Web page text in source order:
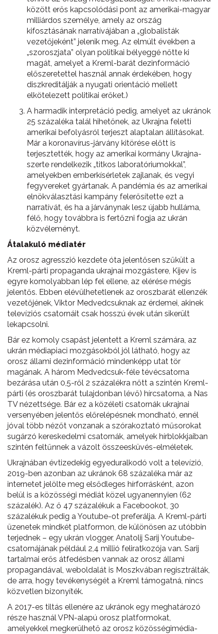
között erős kapcsolódási pont az amerikai-magyar
milliárdos személye, amely az ország
kifosztásának narratívájában a „globalisták
vezetőjeként” jelenik meg. Az elmúlt években a
„szoroszjata” olyan politikai bélyeggé nőtte ki
magát, amelyet a Kreml-barát dezinformáció
előszeretettel használ annak érdekében, hogy
diszkreditálják a nyugati orientáció mellett
elkötelezett politikai erőket.)
A harmadik interpretáció pedig, amelyet az ukránok
25 százaléka talál hihetőnek, az Ukrajna feletti
amerikai befolyásról terjeszt alaptalan állításokat.
Már a koronavírus-járvány kitörése előtt is
terjesztették, hogy az amerikai kormány Ukrajna-
szerte rendelkezik „titkos laboratóriumokkal”,
amelyekben emberkísérletek zajlanak, és vegyi
fegyvereket gyártanak. A pandémia és az amerikai
elnökválasztási kampány felerősítette ezt a
narratívát, és ha a járványnak lesz újabb hulláma,
félő, hogy továbbra is fertőzni fogja az ukrán
közvéleményt.
Átalakuló médiatér
Az orosz agresszió kezdete óta jelentősen szűkült a
Kreml-párti propaganda ukrajnai mozgástere, Kijev is
egyre komolyabban lép fel ellene, az elérése mégis
jelentős. Ebben elévülhetetlenek az oroszbarát ellenzék
vezetőjének, Viktor Medvedcsuknak az érdemei, akinek
televíziós csatornáit csak hosszú évek után sikerült
lekapcsolni.
Bár ez komoly csapást jelentett a Kreml számára, az
ukrán médiapiaci mozgásokból jól látható, hogy az
orosz állami dezinformáció mindenképp utat tör
magának. A három Medvedcsuk-féle tévécsatorna
bezárása után 0,5-ről 2 százalékra nőtt a szintén Kreml-
párti (és oroszbarát tulajdonban lévő) hírcsatorna, a Nas
TV nézettsége. Bár ez a közéleti csatornák ukrajnai
versenyében jelentős előrelépésnek mondható, ennél
jóval több nézőt vonzanak a szórakoztató műsorokat
sugárzó kereskedelmi csatornák, amelyek hírblokkjaiban
szintén feltűnnek a vázolt összeesküvés-elméletek.
Ukrajnában évtizedekig egyeduralkodó volt a televízió,
2019-ben azonban az ukránok 68 százaléka már az
internetet jelölte meg elsődleges hírforrásként, azon
belül is a közösségi médiát közel ugyanennyien (62
százalék). Az ő 47 százalékuk a Facebookot, 30
százalékuk pedig a Youtube-ot preferálja. A Kreml-párti
üzenetek mindkét platformon, de különösen az utóbbin
terjednek – egy ukrán vlogger, Anatolij Sarij Youtube-
csatornájának például 2,4 millió feliratkozója van. Sarij
tartalmai erős átfedésben vannak az orosz állami
propagandával, weboldalát is Moszkvában regisztrálták,
de arra, hogy tevékenységét a Kreml támogatná, nincs
közvetlen bizonyíték.
A 2017-es tiltás ellenére az ukránok egy meghatározó
része használ VPN-alapú orosz platformokat,
amelyekkel megkerülhető az orosz közösségimédia-